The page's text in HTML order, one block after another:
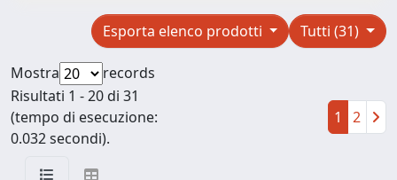
Tutti (31)
Esporta elenco prodotti
Mostra
records
Risultati 1 - 20 di 31
(tempo di esecuzione:
0.032 secondi).
1 2